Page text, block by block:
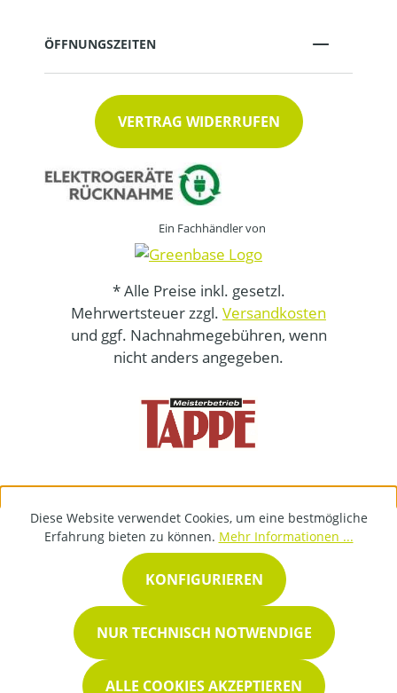
ÖFFNUNGSZEITEN
VERTRAG WIDERRUFEN
Ein Fachhändler von
* Alle Preise inkl. gesetzl.
Mehrwertsteuer zzgl. Versandkosten
und ggf. Nachnahmegebühren, wenn
nicht anders angegeben.
Diese Website verwendet Cookies, um eine bestmögliche
Erfahrung bieten zu können. Mehr Informationen ...
NUR TECHNISCH NOTWENDIGE
KONFIGURIEREN
ALLE COOKIES AKZEPTIEREN